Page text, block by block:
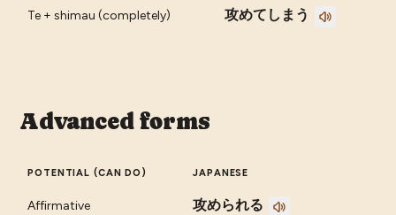
Te + shimau (completely) 攻めてしまう
Advanced forms
POTENTIAL (CAN DO) JAPANESE
Affirmative 攻められる